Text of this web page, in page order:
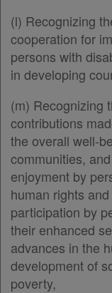
Άρθρο 34
Παρ.1
Παρ.2
Παρ.3
Παρ.5
Παρ.6
Παρ.7
Παρ.8
Παρ.9
Παρ.10
Άρθρο 35
(l) Recognizing
cooperation for
persons with
in developing
(m) Recognizing
contributions
the overall well-
communities,
enjoyment by
human rights
participation by
their enhanced
advances in the
development of
poverty,